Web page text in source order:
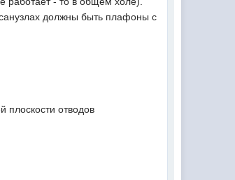
должны быть плафоны с
плоскости отводов